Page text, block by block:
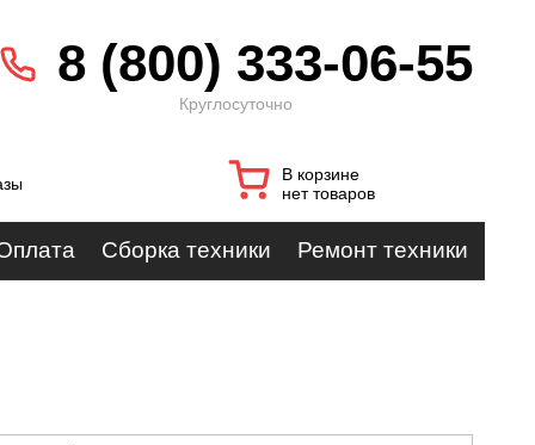
8 (800) 333-06-55
Круглосуточно
В корзине
нет товаров
Сборка техники Ремонт техники